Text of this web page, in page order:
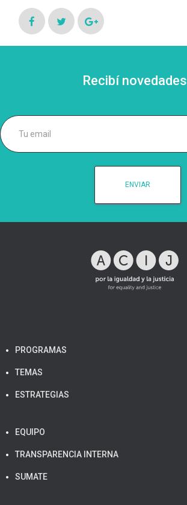
Recibí novedades
PROGRAMAS
TEMAS
ESTRATEGIAS
EQUIPO
TRANSPARENCIA INTERNA
SUMATE